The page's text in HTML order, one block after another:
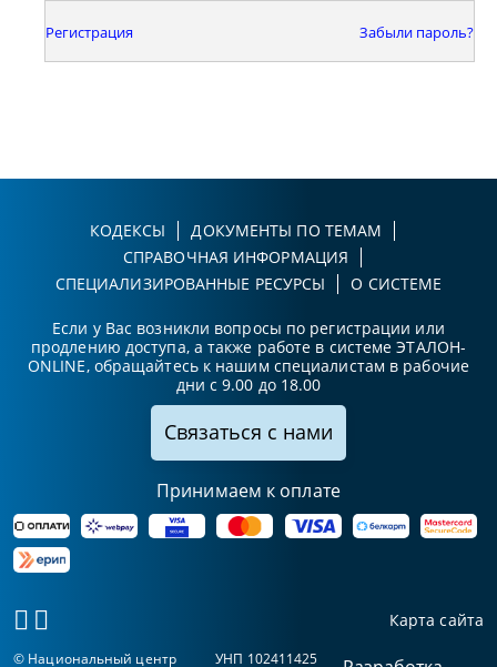
Регистрация Забыли пароль?
КОДЕКСЫ
ДОКУМЕНТЫ ПО ТЕМАМ
СПРАВОЧНАЯ ИНФОРМАЦИЯ
СПЕЦИАЛИЗИРОВАННЫЕ РЕСУРСЫ
О СИСТЕМЕ
Если у Вас возникли вопросы по регистрации или
продлению доступа, а также работе в системе ЭТАЛОН-
ONLINE, обращайтесь к нашим специалистам в рабочие
дни с 9.00 до 18.00
Связаться с нами
Принимаем к оплате
Карта сайта
© Национальный центр
УНП 102411425